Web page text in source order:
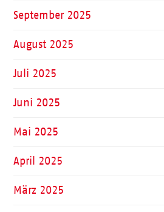
September 2025
August 2025
Juli 2025
Juni 2025
Mai 2025
April 2025
März 2025